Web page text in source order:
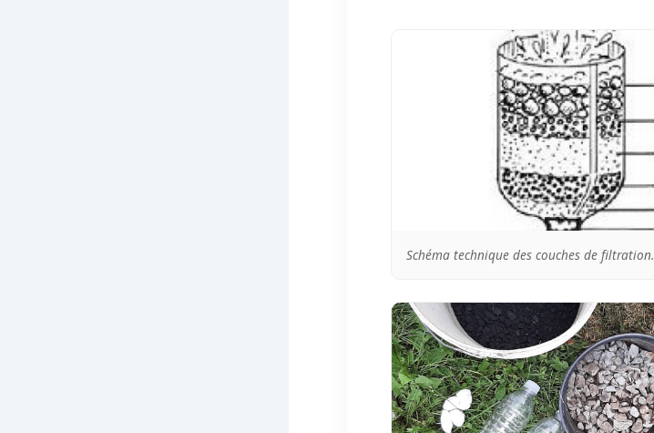
Schéma technique des couches de filtration.